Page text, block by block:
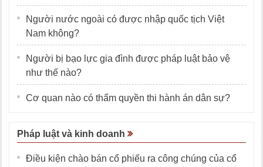
Người nước ngoài có được nhập quốc tịch Việt
Nam không?
Người bị bạo lực gia đình được pháp luật bảo vệ
như thế nào?
Cơ quan nào có thẩm quyền thi hành án dân sự?
Pháp luật và kinh doanh
Điều kiện chào bán cổ phiếu ra công chúng của cổ